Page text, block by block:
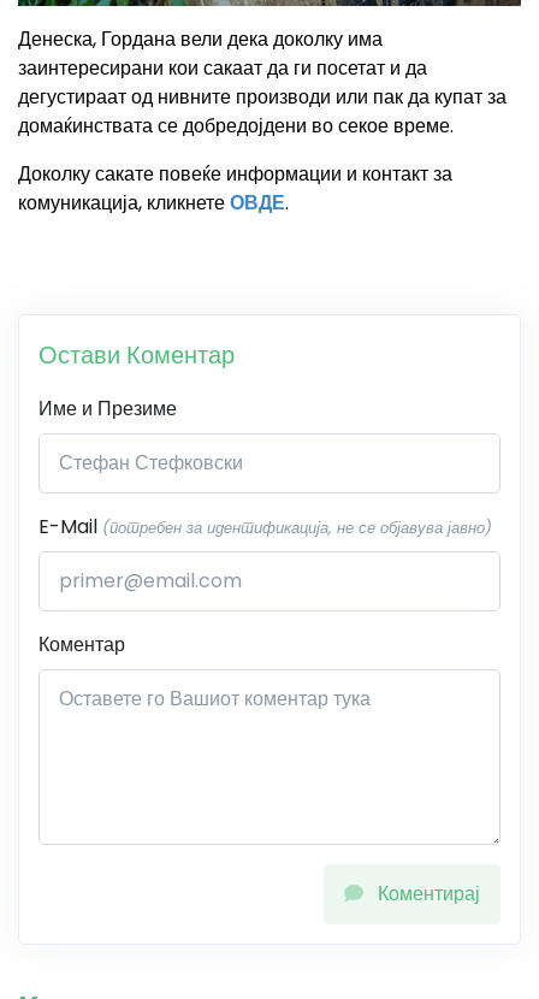
Денеска, Гордана вели дека доколку има
заинтересирани кои сакаат да ги посетат и да
дегустираат од нивните производи или пак да купат за
домаќинствата се добредојдени во секое време.
Доколку сакате повеќе информации и контакт за
комуникација, кликнетеОВДЕ.
Остави Коментар
Име и Презиме
E-Mail (потребен за идентификација, не се објавува јавно)
Коментар
Коментирај